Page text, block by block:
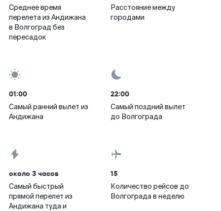
Среднее время
перелета из Андижана
в Волгоград без
пересадок
Расстояние между
городами
01:00
Самый ранний вылет из
Андижана
22:00
Самый поздний вылет
до Волгограда
около 3 часов
Самый быстрый
прямой перелет из
Андижана туда и
15
Количество рейсов до
Волгограда в неделю